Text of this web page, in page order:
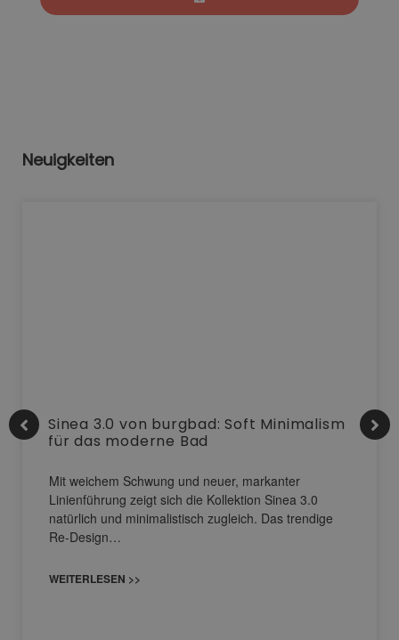
Neuigkeiten
Sinea 3.0 von burgbad: Soft Minimalism
für das moderne Bad
Mit weichem Schwung und neuer, markanter
Linienführung zeigt sich die Kollektion Sinea 3.0
natürlich und minimalistisch zugleich. Das trendige
Re-Design…
WEITERLESEN >>